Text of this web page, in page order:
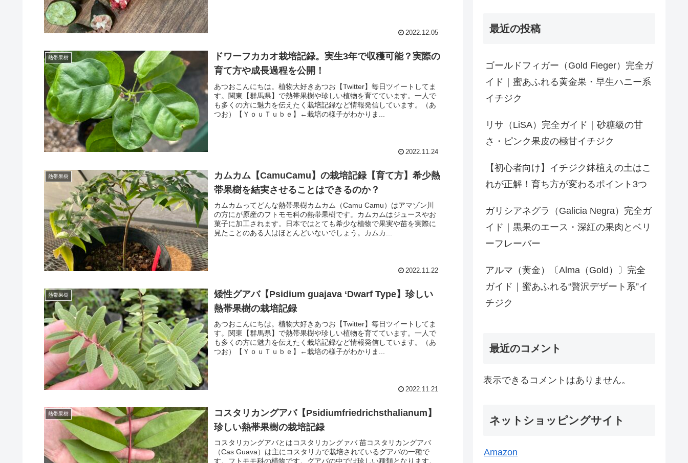
2022.12.05
熱帯果樹
ドワーフカカオ栽培記録。実生3年で収穫可能？実際の
育て方や成長過程を公開！
あつおこんにちは。植物大好きあつお【Twitter】毎日ツイートしてま
す。関東【群馬県】で熱帯果樹や珍しい植物を育てています。一人で
も多くの方に魅力を伝えたく栽培記録など情報発信しています。（あ
つお）【ＹｏｕＴｕｂｅ】←栽培の様子がわかりま...
2022.11.24
熱帯果樹
カムカム【CamuCamu】の栽培記録【育て方】希少熱
帯果樹を結実させることはできるのか？
カムカムってどんな熱帯果樹カムカム（Camu Camu）はアマゾン川
の方にが原産のフトモモ科の熱帯果樹です。カムカムはジュースやお
菓子に加工されます。日本ではとても希少な植物で果実や苗を実際に
見たことのある人はほとんどいないでしょう。カムカ...
2022.11.22
熱帯果樹
矮性グアバ【Psidium guajava ‘Dwarf Type】珍しい
熱帯果樹の栽培記録
あつおこんにちは。植物大好きあつお【Twitter】毎日ツイートしてま
す。関東【群馬県】で熱帯果樹や珍しい植物を育てています。一人で
も多くの方に魅力を伝えたく栽培記録など情報発信しています。（あ
つお）【ＹｏｕＴｕｂｅ】←栽培の様子がわかりま...
2022.11.21
熱帯果樹
コスタリカングアバ【Psidiumfriedrichsthalianum】
珍しい熱帯果樹の栽培記録
コスタリカングアバとはコスタリカングァバ 苗コスタリカングアバ
（Cas Guava）は主にコスタリカで栽培されているグアバの一種で
す。フトモモ科の植物です。グアバの中では珍しい種類となります。
最近の投稿
ゴールドフィガー（Gold Fieger）完全ガ
イド｜蜜あふれる黄金果・早生ハニー系
イチジク
リサ（LiSA）完全ガイド｜砂糖級の甘
さ・ピンク果皮の極甘イチジク
【初心者向け】イチジク鉢植えの土はこ
れが正解！育ち方が変わるポイント3つ
ガリシアネグラ（Galicia Negra）完全ガ
イド｜黒果のエース・深紅の果肉とベリ
ーフレーバー
アルマ（黄金）〔Alma（Gold）〕完全
ガイド｜蜜あふれる“贅沢デザート系”イ
チジク
最近のコメント
表示できるコメントはありません。
ネットショッピングサイト
Amazon